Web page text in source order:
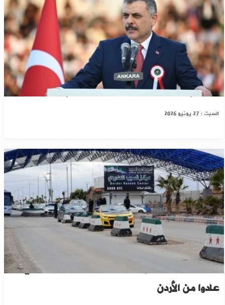
تركيا: إعفاء اللاجئين السوريين من “إذن العمل”
السبت : 27 يونيو 2026
منذ سقوط النظام..أكثر من 200 ألف ‏لاجئ سوري
‏عادوا من الأردن